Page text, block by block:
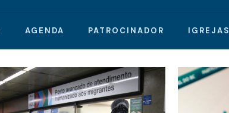
AGENDA PATROCINADOR IGREJAS